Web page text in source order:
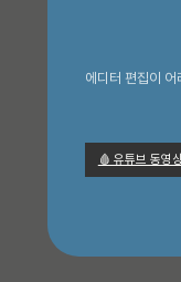
에디터 편집이
🩸 유튜브 동영